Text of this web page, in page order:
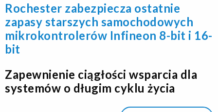
Rochester zabezpiecza ostatnie
zapasy starszych samochodowych
mikrokontrolerów Infineon 8-bit i 16-
bit
Zapewnienie ciągłości wsparcia dla
systemów o długim cyklu życia